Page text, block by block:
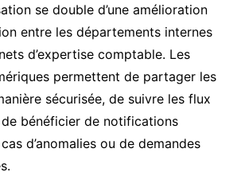
se double d’une amélioration
entre les départements internes
d’expertise comptable. Les
permettent de partager les
sécurisée, de suivre les flux
bénéficier de notifications
d’anomalies ou de demandes